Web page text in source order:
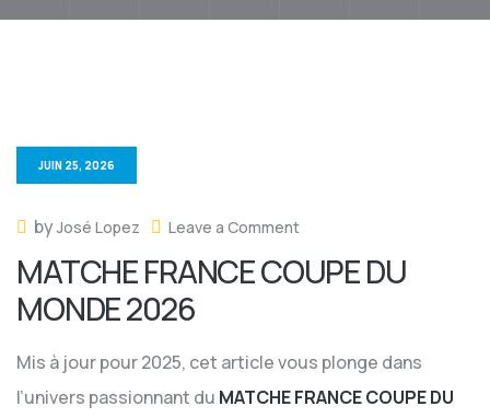
JUIN 25, 2026
byJosé Lopez Leave a Comment
MATCHE FRANCE COUPE DU
MONDE 2026
Mis à jour pour 2025, cet article vous plonge dans
l’univers passionnant du MATCHE FRANCE COUPE DU